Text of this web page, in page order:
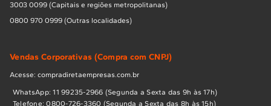
3003 0099 (Capitais e regiões metropolitanas)
0800 970 0999 (Outras localidades)
Vendas Corporativas (Compra com CNPJ)
Acesse: compradiretaempresas.com.br
WhatsApp: 11 99235-2966 (Segunda a Sexta das 9h às 17h)
Telefone: 0800-726-3360 (Segunda a Sexta das 8h às 15h)